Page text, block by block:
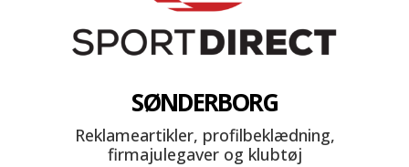
SØNDERBORG
Reklameartikler, profilbeklædning,
firmajulegaver og klubtøj